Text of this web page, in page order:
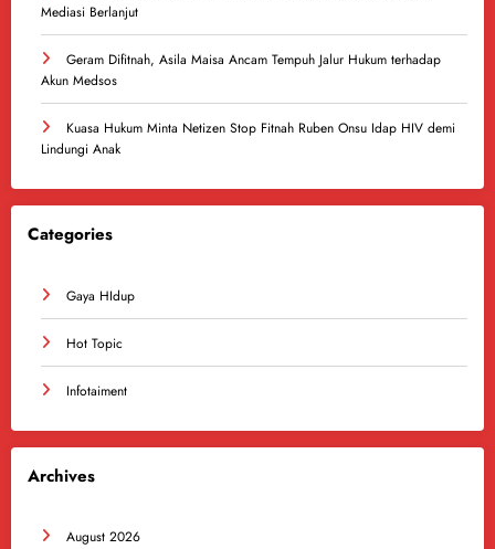
Mediasi Berlanjut
Geram Difitnah, Asila Maisa Ancam Tempuh Jalur Hukum terhadap
Akun Medsos
Kuasa Hukum Minta Netizen Stop Fitnah Ruben Onsu Idap HIV demi
Lindungi Anak
Categories
Gaya HIdup
Hot Topic
Infotaiment
Archives
August 2026